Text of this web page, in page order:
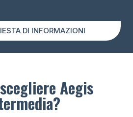
DI INFORMAZIONI
Aegis